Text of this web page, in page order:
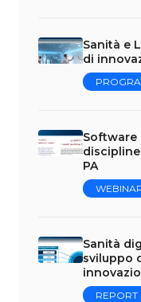
Sanità e
di
Software
PA
Sanità
sviluppo
REPORT